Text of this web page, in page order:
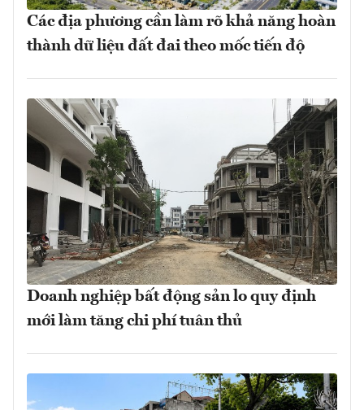
Các địa phương cần làm rõ khả năng hoàn
thành dữ liệu đất đai theo mốc tiến độ
Doanh nghiệp bất động sản lo quy định
mới làm tăng chi phí tuân thủ